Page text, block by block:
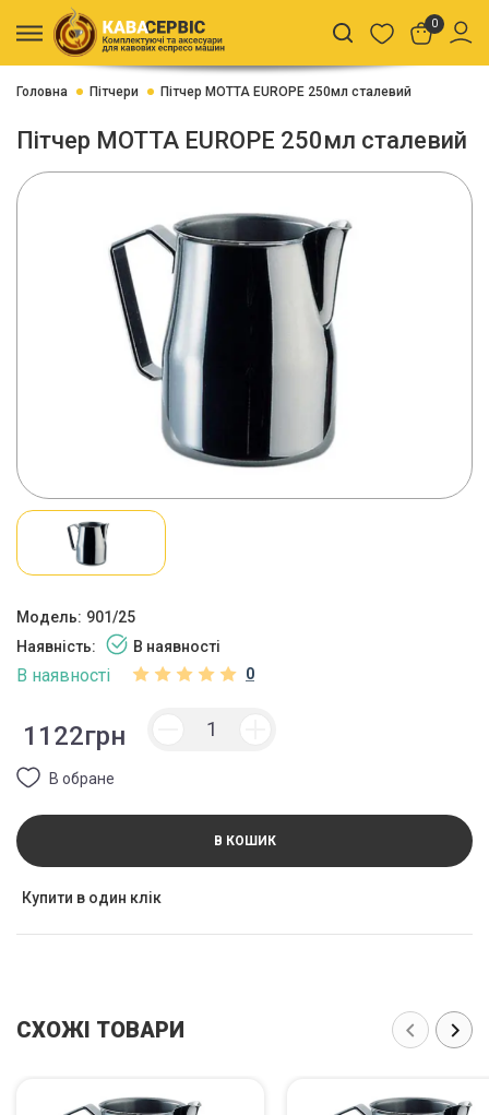
0
Головна Пітчери Пітчер MOTTA EUROPE 250мл сталевий
Пітчер MOTTA EUROPE 250мл сталевий
Модель: 901/25
Наявність:
В наявності
В наявності 0
1122грн
В обране
В КОШИК
Купити в один клік
СХОЖІ ТОВАРИ